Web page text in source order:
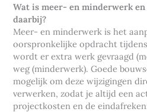
Wat is meer- en minderwerk
daarbij?
Meer- en minderwerk is het
oorspronkelijke opdracht
wordt er extra werk gevraagd
weg (minderwerk). Goede
mogelijk om deze wijzigingen
verwerken, zodat je altijd een
projectkosten en de